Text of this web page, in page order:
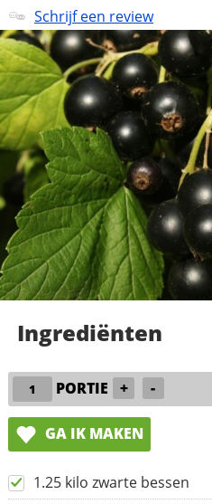
Schrijf een review
Ingrediënten
PORTIE + -
GA IK MAKEN
1.25 kilo zwarte bessen